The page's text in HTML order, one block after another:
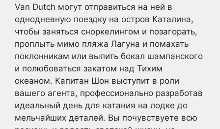
Van Dutch могут отправиться на ней в
однодневную поездку на остров Каталина,
чтобы заняться сноркелингом и позагорать,
проплыть мимо пляжа Лагуна и помахать
поклонникам или выпить бокал шампанского
и полюбоваться закатом над Тихим
океаном. Капитан Шон выступит в роли
вашего агента, профессионально разработав
идеальный день для катания на лодке до
мельчайших деталей. Вы почувствуете всю